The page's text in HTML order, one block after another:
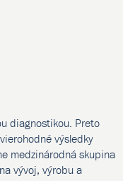
diagnostikou. Preto
výsledky
medzinárodná skupina
vývoj, výrobu a